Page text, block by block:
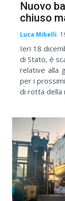
Nuovo
chiuso
Luca Mibelli
Ieri 18
di Stato, è
relative alla
per i
di rotta della